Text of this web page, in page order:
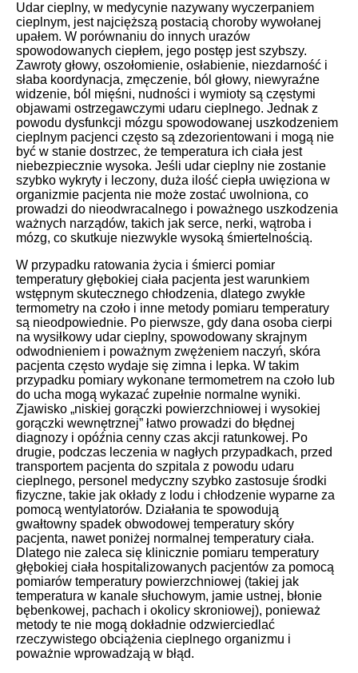
Udar cieplny, w medycynie nazywany wyczerpaniem
cieplnym, jest najcięższą postacią choroby wywołanej
upałem. W porównaniu do innych urazów
spowodowanych ciepłem, jego postęp jest szybszy.
Zawroty głowy, oszołomienie, osłabienie, niezdarność i
słaba koordynacja, zmęczenie, ból głowy, niewyraźne
widzenie, ból mięśni, nudności i wymioty są częstymi
objawami ostrzegawczymi udaru cieplnego. Jednak z
powodu dysfunkcji mózgu spowodowanej uszkodzeniem
cieplnym pacjenci często są zdezorientowani i mogą nie
być w stanie dostrzec, że temperatura ich ciała jest
niebezpiecznie wysoka. Jeśli udar cieplny nie zostanie
szybko wykryty i leczony, duża ilość ciepła uwięziona w
organizmie pacjenta nie może zostać uwolniona, co
prowadzi do nieodwracalnego i poważnego uszkodzenia
ważnych narządów, takich jak serce, nerki, wątroba i
mózg, co skutkuje niezwykle wysoką śmiertelnością.
W przypadku ratowania życia i śmierci pomiar
temperatury głębokiej ciała pacjenta jest warunkiem
wstępnym skutecznego chłodzenia, dlatego zwykłe
termometry na czoło i inne metody pomiaru temperatury
są nieodpowiednie. Po pierwsze, gdy dana osoba cierpi
na wysiłkowy udar cieplny, spowodowany skrajnym
odwodnieniem i poważnym zwężeniem naczyń, skóra
pacjenta często wydaje się zimna i lepka. W takim
przypadku pomiary wykonane termometrem na czoło lub
do ucha mogą wykazać zupełnie normalne wyniki.
Zjawisko „niskiej gorączki powierzchniowej i wysokiej
gorączki wewnętrznej” łatwo prowadzi do błędnej
diagnozy i opóźnia cenny czas akcji ratunkowej. Po
drugie, podczas leczenia w nagłych przypadkach, przed
transportem pacjenta do szpitala z powodu udaru
cieplnego, personel medyczny szybko zastosuje środki
fizyczne, takie jak okłady z lodu i chłodzenie wyparne za
pomocą wentylatorów. Działania te spowodują
gwałtowny spadek obwodowej temperatury skóry
pacjenta, nawet poniżej normalnej temperatury ciała.
Dlatego nie zaleca się klinicznie pomiaru temperatury
głębokiej ciała hospitalizowanych pacjentów za pomocą
pomiarów temperatury powierzchniowej (takiej jak
temperatura w kanale słuchowym, jamie ustnej, błonie
bębenkowej, pachach i okolicy skroniowej), ponieważ
metody te nie mogą dokładnie odzwierciedlać
rzeczywistego obciążenia cieplnego organizmu i
poważnie wprowadzają w błąd.